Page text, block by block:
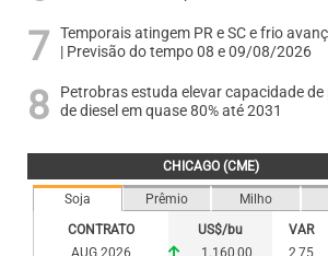
Temporais atingem PR e SC e frio
| Previsão do tempo 08 e 09/08/2026
Petrobras estuda elevar capacidade
de diesel em quase 80% até 2031
CHICAGO (CME)
Soja Prêmio Milho
CONTRATO
US$/bu
VAR
AUG 2026
1.160,00
2,75